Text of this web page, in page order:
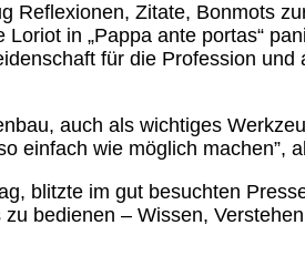
Reflexionen, Zitate, Bonmots
Loriot in „Pappa ante portas“
für die Profession
auch als wichtiges
einfach wie möglich machen”,
blitzte im gut besuchten
bedienen – Wissen,